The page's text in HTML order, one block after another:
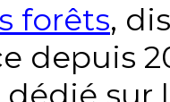
forêts,
depuis